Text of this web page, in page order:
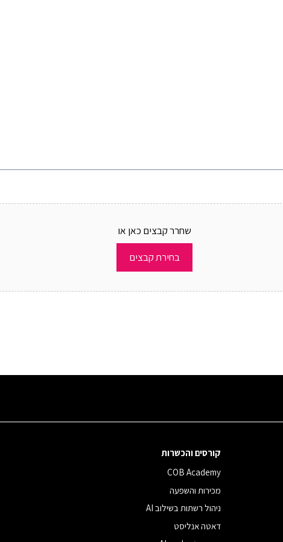
שחרר קבצים כאן או
בחירת קבצים
קורסים והכשרות
COB Academy
מכירות והשפעה
ניהול רשתות בשילוב AI
דאטה אנליסט